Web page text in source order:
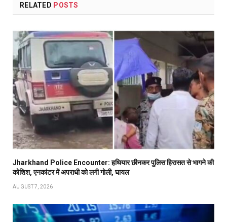
RELATED POSTS
Jharkhand Police Encounter: हथियार छीनकर पुलिस हिरासत से भागने की
कोशिश, एनकांटर में अपराधी को लगी गोली, घायल
AUGUST 7, 2026